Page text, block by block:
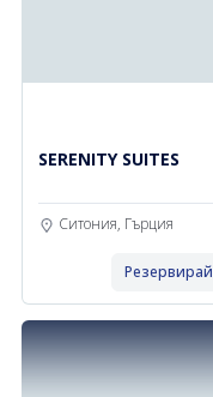
SERENITY SUITES
Ситония, Гърция
Резервирай